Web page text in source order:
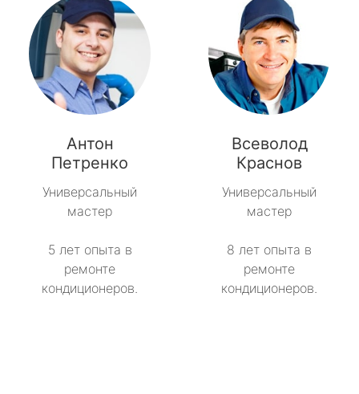
Антон
Петренко
Универсальный
мастер
5 лет опыта в
ремонте
кондиционеров.
Всеволод
Краснов
Универсальный
мастер
8 лет опыта в
ремонте
кондиционеров.